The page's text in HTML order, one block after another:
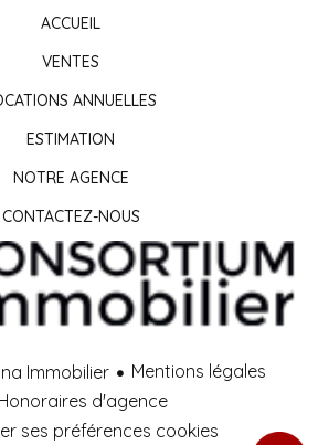
ACCUEIL
VENTES
ANNUELLES
ESTIMATION
NOTRE AGENCE
CONTACTEZ-NOUS
Immobilier
Mentions légales
d'agence
ses préférences cookies